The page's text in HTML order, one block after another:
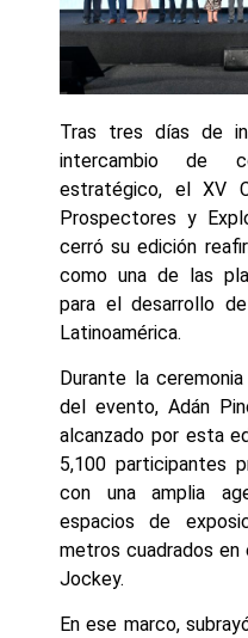
Tras tres días de
intercambio de
estratégico, el XV
Prospectores y
cerró su edición
como una de las
para el desarrollo
Latinoamérica.
Durante la
del evento, Adán
alcanzado por esta
5,100 participantes
con una amplia
espacios de
metros cuadrados en
Jockey.
En ese marco,